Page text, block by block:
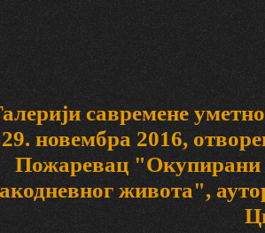
савремене
29. новембра 2016,
Пожаревац "Окупирани
живота",